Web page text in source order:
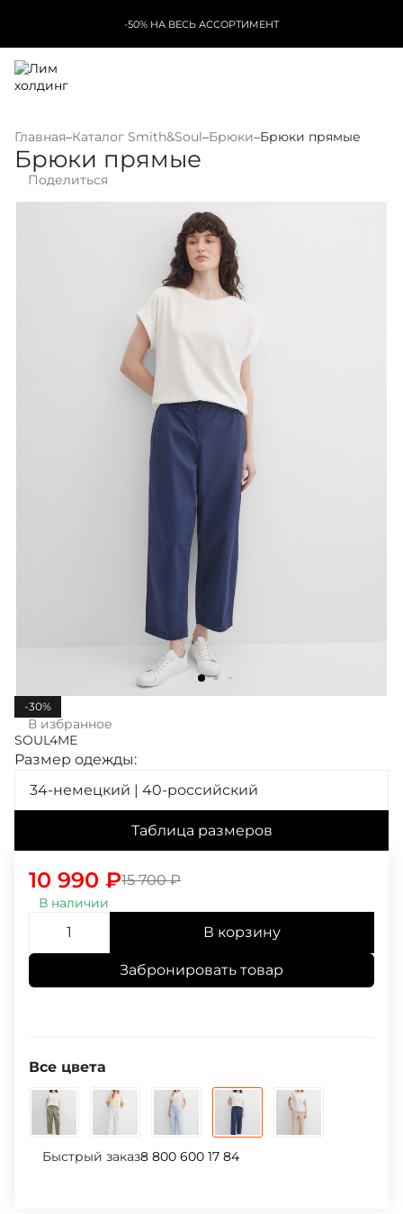
-50% НА ВЕСЬ АССОРТИМЕНТ
Главная–Каталог Smith&Soul–Брюки–Брюки прямые
Брюки прямые
Поделиться
-30%
В избранное
SOUL4ME
Размер одежды:
34-немецкий | 40-российский
Таблица размеров
15 700₽
10 990 ₽
В наличии
В корзину
Забронировать товар
Все цвета
Быстрый заказ8 800 600 17 84